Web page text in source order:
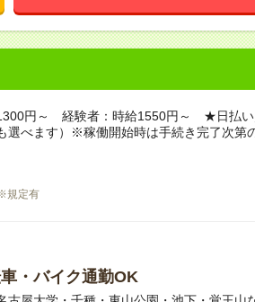
円～ 経験者：時給1550円～ ★日払い
選べます）※稼働開始時は手続き完了次第
規定有
・バイク通勤OK